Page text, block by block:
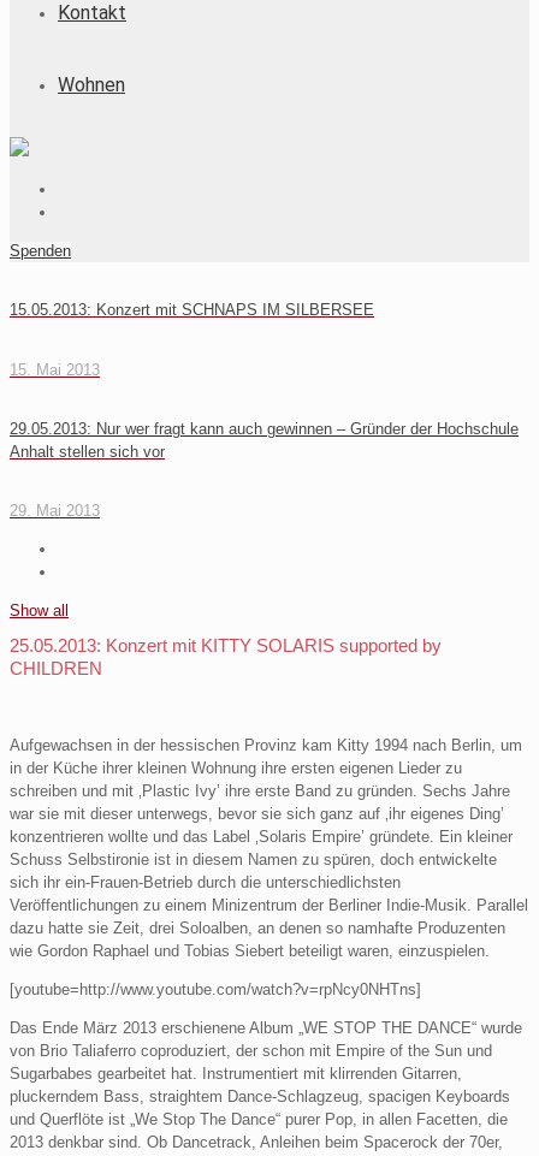
Kontakt
Wohnen
Spenden
15.05.2013: Konzert mit SCHNAPS IM SILBERSEE
15. Mai 2013
29.05.2013: Nur wer fragt kann auch gewinnen – Gründer der Hochschule
Anhalt stellen sich vor
29. Mai 2013
Show all
25.05.2013: Konzert mit KITTY SOLARIS supported by
CHILDREN
Aufgewachsen in der hessischen Provinz kam Kitty 1994 nach Berlin, um
in der Küche ihrer kleinen Wohnung ihre ersten eigenen Lieder zu
schreiben und mit ‚Plastic Ivy’ ihre erste Band zu gründen. Sechs Jahre
war sie mit dieser unterwegs, bevor sie sich ganz auf ‚ihr eigenes Ding’
konzentrieren wollte und das Label ‚Solaris Empire’ gründete. Ein kleiner
Schuss Selbstironie ist in diesem Namen zu spüren, doch entwickelte
sich ihr ein-Frauen-Betrieb durch die unterschiedlichsten
Veröffentlichungen zu einem Minizentrum der Berliner Indie-Musik. Parallel
dazu hatte sie Zeit, drei Soloalben, an denen so namhafte Produzenten
wie Gordon Raphael und Tobias Siebert beteiligt waren, einzuspielen.
[youtube=http://www.youtube.com/watch?v=rpNcy0NHTns]
Das Ende März 2013 erschienene Album „WE STOP THE DANCE“ wurde
von Brio Taliaferro coproduziert, der schon mit Empire of the Sun und
Sugarbabes gearbeitet hat. Instrumentiert mit klirrenden Gitarren,
pluckerndem Bass, straightem Dance-Schlagzeug, spacigen Keyboards
und Querflöte ist „We Stop The Dance“ purer Pop, in allen Facetten, die
2013 denkbar sind. Ob Dancetrack, Anleihen beim Spacerock der 70er,